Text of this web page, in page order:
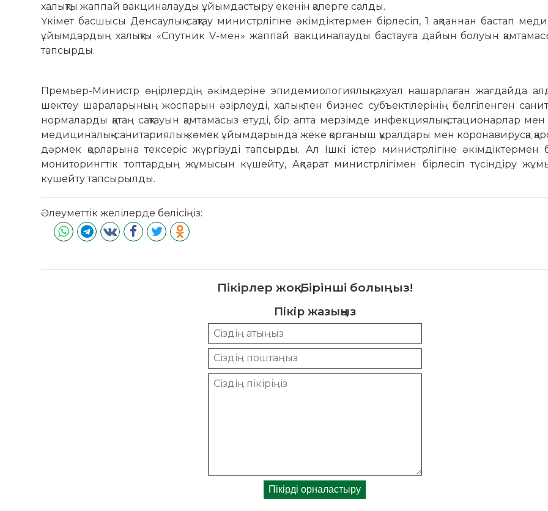
халықты жаппай вакциналауды ұйымдастыру еке­нін қаперге салды.
Үкімет басшысы Денсаулық сақтау министрлігіне әкімдік­тер­мен бірлесіп, 1 ақпаннан бас­тап
ұйымдардың ха­лықты «Спутник V-мен» жап­пай вак­циналауды бастауға дайын болуын
тап­сырды.
Премьер-Министр өңірлердің әкімдеріне эпидемиологиялық ахуал нашарлаған жағдайда
шектеу шараларының жоспарын әзірлеуді, халық пен бизнес субъектілерінің белгіленген
нормаларды қатаң сақтауын қамтамасыз етуді, бір апта мерзімде инфекциялық ста­ционарлар мен
ме­ди­циналық-санитариялық кө­мек ұйым­­дарында жеке қор­ғаныш құ­рал­­дары мен корона­вирусқа
дәрмек қорларына тек­серіс жүргізуді тапсырды. Ал Ішкі істер министрлігіне әкімдіктермен
мониторингтік топ­тардың жұмысын күшейту, Ақпа­рат ми­нистрлігімен бірлесіп тү­сін­діру
күшейту тап­сы­рылды.
Әлеуметтік желілерде бөлісіңіз:
Пікірлер жоқ. Бірінші болыңыз!
Пікір жазыңыз